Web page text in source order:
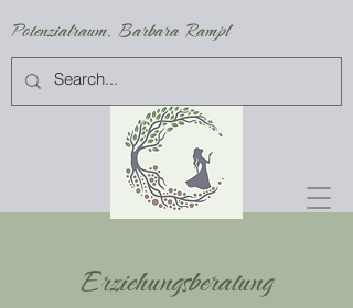
Potenzialraum. Barbara Rampl
Erziehungsberatung